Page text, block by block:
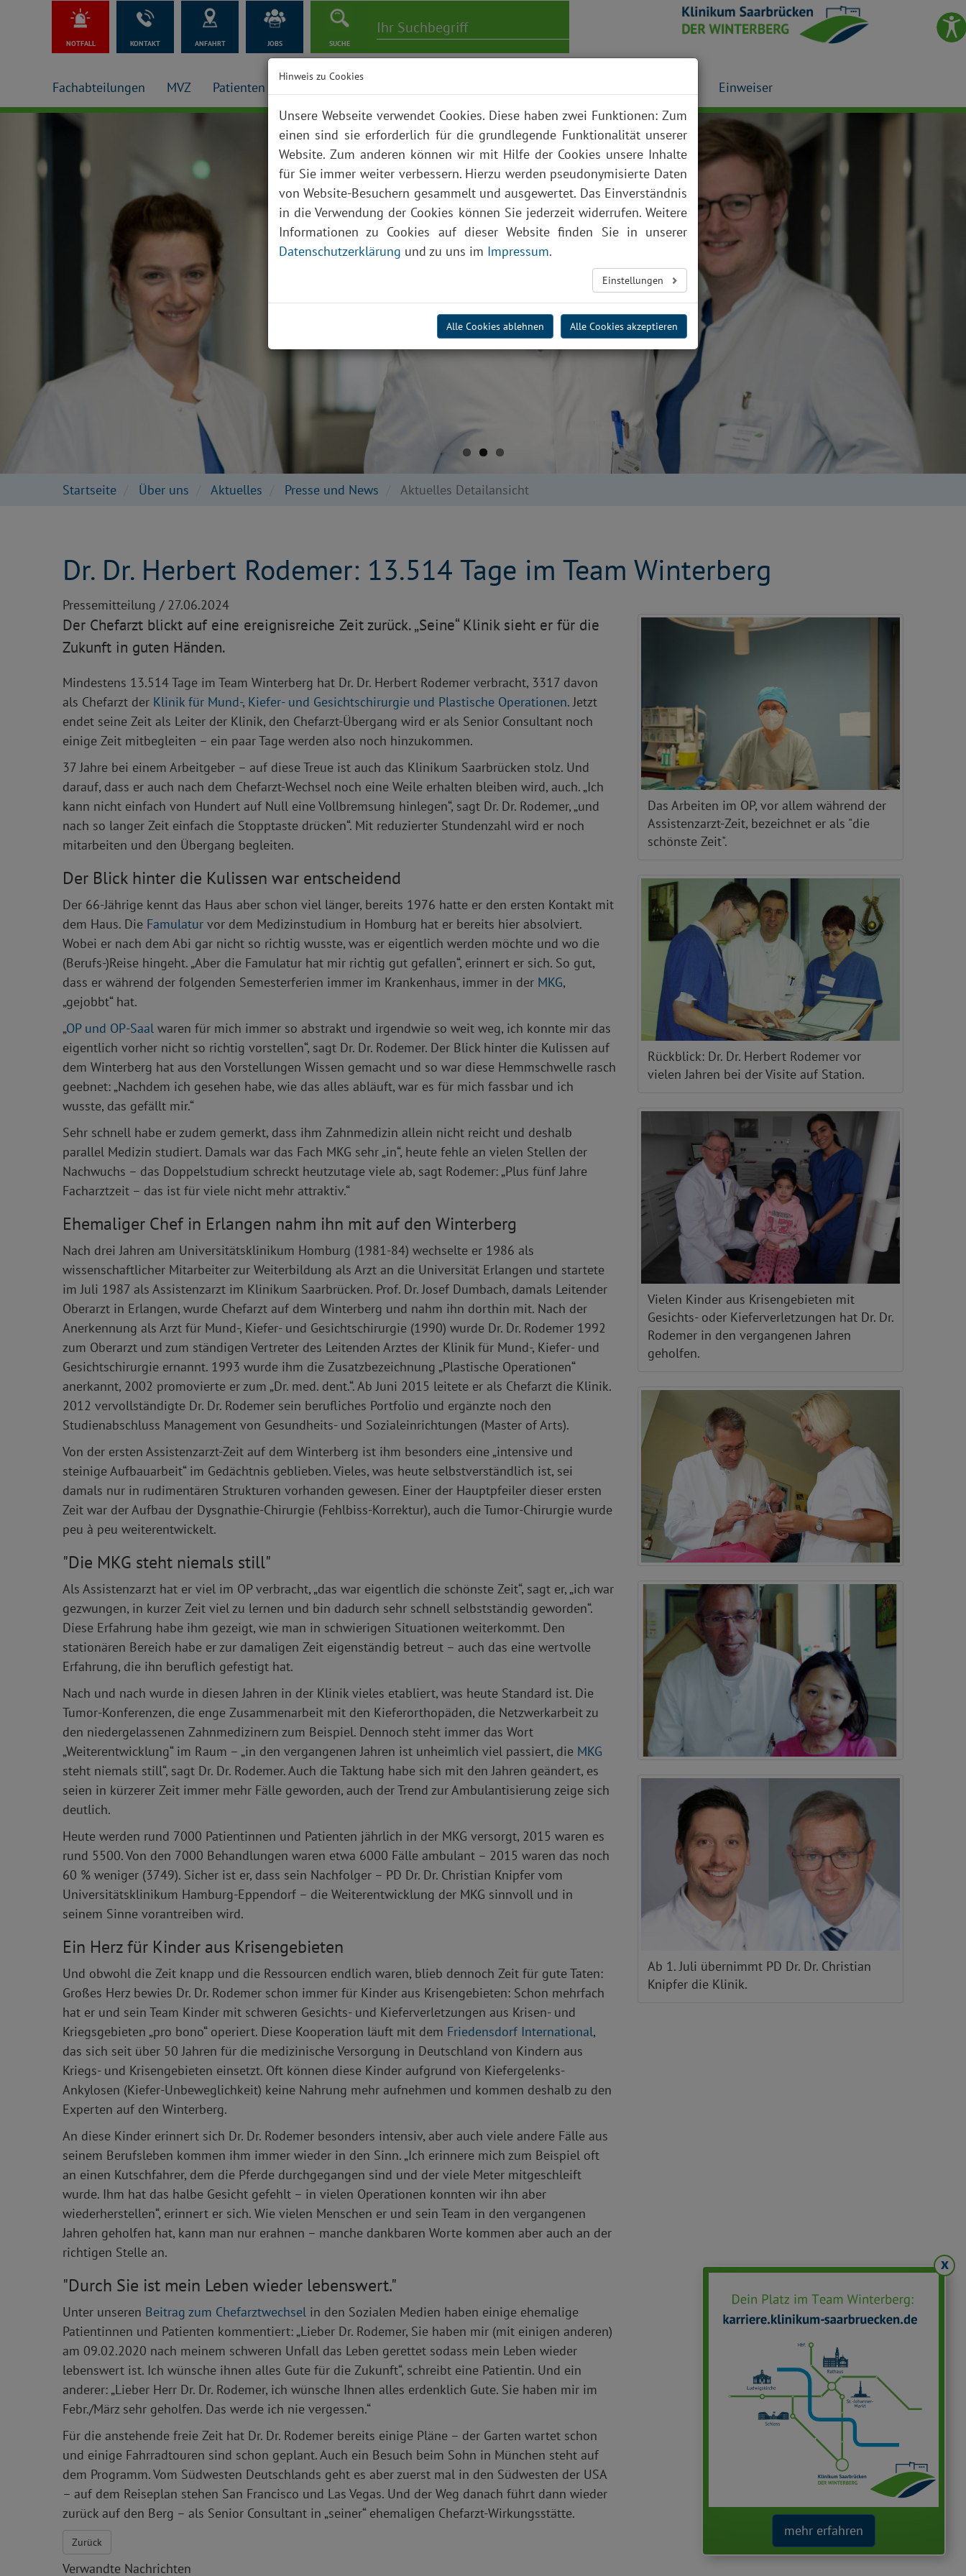
NOTFALL KONTAKT ANFAHRT JOBS SUCHE
Fachabteilungen MVZ Patienten + Besucher Einweiser
Startseite Über uns Aktuelles Presse und News Aktuelles Detailansicht
Dr. Dr. Herbert Rodemer: 13.514 Tage im Team Winterberg
Pressemitteilung / 27.06.2024
Der Chefarzt blickt auf eine ereignisreiche Zeit zurück. „Seine“ Klinik sieht er für die
Zukunft in guten Händen.
Mindestens 13.514 Tage im Team Winterberg hat Dr. Dr. Herbert Rodemer verbracht, 3317 davon
als Chefarzt der Klinik für Mund-, Kiefer- und Gesichtschirurgie und Plastische Operationen. Jetzt
endet seine Zeit als Leiter der Klinik, den Chefarzt-Übergang wird er als Senior Consultant noch
einige Zeit mitbegleiten – ein paar Tage werden also noch hinzukommen.
37 Jahre bei einem Arbeitgeber – auf diese Treue ist auch das Klinikum Saarbrücken stolz. Und
darauf, dass er auch nach dem Chefarzt-Wechsel noch eine Weile erhalten bleiben wird, auch. „Ich
kann nicht einfach von Hundert auf Null eine Vollbremsung hinlegen“, sagt Dr. Dr. Rodemer, „und
nach so langer Zeit einfach die Stopptaste drücken“. Mit reduzierter Stundenzahl wird er noch
mitarbeiten und den Übergang begleiten.
Der Blick hinter die Kulissen war entscheidend
Der 66-Jährige kennt das Haus aber schon viel länger, bereits 1976 hatte er den ersten Kontakt mit
dem Haus. Die Famulatur vor dem Medizinstudium in Homburg hat er bereits hier absolviert.
Wobei er nach dem Abi gar nicht so richtig wusste, was er eigentlich werden möchte und wo die
(Berufs-)Reise hingeht. „Aber die Famulatur hat mir richtig gut gefallen“, erinnert er sich. So gut,
dass er während der folgenden Semesterferien immer im Krankenhaus, immer in der MKG,
„gejobbt“ hat.
„OP und OP-Saal waren für mich immer so abstrakt und irgendwie so weit weg, ich konnte mir das
eigentlich vorher nicht so richtig vorstellen“, sagt Dr. Dr. Rodemer. Der Blick hinter die Kulissen auf
dem Winterberg hat aus den Vorstellungen Wissen gemacht und so war diese Hemmschwelle rasch
geebnet: „Nachdem ich gesehen habe, wie das alles abläuft, war es für mich fassbar und ich
wusste, das gefällt mir.“
Sehr schnell habe er zudem gemerkt, dass ihm Zahnmedizin allein nicht reicht und deshalb
parallel Medizin studiert. Damals war das Fach MKG sehr „in“, heute fehle an vielen Stellen der
Nachwuchs – das Doppelstudium schreckt heutzutage viele ab, sagt Rodemer: „Plus fünf Jahre
Facharztzeit – das ist für viele nicht mehr attraktiv.“
Ehemaliger Chef in Erlangen nahm ihn mit auf den Winterberg
Nach drei Jahren am Universitätsklinikum Homburg (1981-84) wechselte er 1986 als
wissenschaftlicher Mitarbeiter zur Weiterbildung als Arzt an die Universität Erlangen und startete
im Juli 1987 als Assistenzarzt im Klinikum Saarbrücken. Prof. Dr. Josef Dumbach, damals Leitender
Oberarzt in Erlangen, wurde Chefarzt auf dem Winterberg und nahm ihn dorthin mit. Nach der
Anerkennung als Arzt für Mund-, Kiefer- und Gesichtschirurgie (1990) wurde Dr. Dr. Rodemer 1992
zum Oberarzt und zum ständigen Vertreter des Leitenden Arztes der Klinik für Mund-, Kiefer- und
Gesichtschirurgie ernannt. 1993 wurde ihm die Zusatzbezeichnung „Plastische Operationen“
anerkannt, 2002 promovierte er zum „Dr. med. dent.“. Ab Juni 2015 leitete er als Chefarzt die Klinik.
2012 vervollständigte Dr. Dr. Rodemer sein berufliches Portfolio und ergänzte noch den
Studienabschluss Management von Gesundheits- und Sozialeinrichtungen (Master of Arts).
Von der ersten Assistenzarzt-Zeit auf dem Winterberg ist ihm besonders eine „intensive und
steinige Aufbauarbeit“ im Gedächtnis geblieben. Vieles, was heute selbstverständlich ist, sei
damals nur in rudimentären Strukturen vorhanden gewesen. Einer der Hauptpfeiler dieser ersten
Zeit war der Aufbau der Dysgnathie-Chirurgie (Fehlbiss-Korrektur), auch die Tumor-Chirurgie wurde
peu à peu weiterentwickelt.
"Die MKG steht niemals still"
Als Assistenzarzt hat er viel im OP verbracht, „das war eigentlich die schönste Zeit“, sagt er, „ich war
gezwungen, in kurzer Zeit viel zu lernen und bin dadurch sehr schnell selbstständig geworden“.
Diese Erfahrung habe ihm gezeigt, wie man in schwierigen Situationen weiterkommt. Den
stationären Bereich habe er zur damaligen Zeit eigenständig betreut – auch das eine wertvolle
Erfahrung, die ihn beruflich gefestigt hat.
Nach und nach wurde in diesen Jahren in der Klinik vieles etabliert, was heute Standard ist. Die
Tumor-Konferenzen, die enge Zusammenarbeit mit den Kieferorthopäden, die Netzwerkarbeit zu
den niedergelassenen Zahnmedizinern zum Beispiel. Dennoch steht immer das Wort
„Weiterentwicklung“ im Raum – „in den vergangenen Jahren ist unheimlich viel passiert, die MKG
steht niemals still“, sagt Dr. Dr. Rodemer. Auch die Taktung habe sich mit den Jahren geändert, es
seien in kürzerer Zeit immer mehr Fälle geworden, auch der Trend zur Ambulantisierung zeige sich
deutlich.
Heute werden rund 7000 Patientinnen und Patienten jährlich in der MKG versorgt, 2015 waren es
rund 5500. Von den 7000 Behandlungen waren etwa 6000 Fälle ambulant – 2015 waren das noch
60 % weniger (3749). Sicher ist er, dass sein Nachfolger – PD Dr. Dr. Christian Knipfer vom
Universitätsklinikum Hamburg-Eppendorf – die Weiterentwicklung der MKG sinnvoll und in
seinem Sinne vorantreiben wird.
Ein Herz für Kinder aus Krisengebieten
Und obwohl die Zeit knapp und die Ressourcen endlich waren, blieb dennoch Zeit für gute Taten:
Großes Herz bewies Dr. Dr. Rodemer schon immer für Kinder aus Krisengebieten: Schon mehrfach
hat er und sein Team Kinder mit schweren Gesichts- und Kieferverletzungen aus Krisen- und
Kriegsgebieten „pro bono“ operiert. Diese Kooperation läuft mit dem Friedensdorf International,
das sich seit über 50 Jahren für die medizinische Versorgung in Deutschland von Kindern aus
Kriegs- und Krisengebieten einsetzt. Oft können diese Kinder aufgrund von Kiefergelenks-
Ankylosen (Kiefer-Unbeweglichkeit) keine Nahrung mehr aufnehmen und kommen deshalb zu den
Experten auf den Winterberg.
An diese Kinder erinnert sich Dr. Dr. Rodemer besonders intensiv, aber auch viele andere Fälle aus
seinem Berufsleben kommen ihm immer wieder in den Sinn. „Ich erinnere mich zum Beispiel oft
an einen Kutschfahrer, dem die Pferde durchgegangen sind und der viele Meter mitgeschleift
wurde. Ihm hat das halbe Gesicht gefehlt – in vielen Operationen konnten wir ihn aber
wiederherstellen“, erinnert er sich. Wie vielen Menschen er und sein Team in den vergangenen
Jahren geholfen hat, kann man nur erahnen – manche dankbaren Worte kommen aber auch an der
richtigen Stelle an.
"Durch Sie ist mein Leben wieder lebenswert."
Unter unseren Beitrag zum Chefarztwechsel in den Sozialen Medien haben einige ehemalige
Patientinnen und Patienten kommentiert: „Lieber Dr. Rodemer, Sie haben mir (mit einigen anderen)
am 09.02.2020 nach meinem schweren Unfall das Leben gerettet sodass mein Leben wieder
lebenswert ist. Ich wünsche ihnen alles Gute für die Zukunft“, schreibt eine Patientin. Und ein
anderer: „Lieber Herr Dr. Dr. Rodemer, ich wünsche Ihnen alles erdenklich Gute. Sie haben mir im
Febr./März sehr geholfen. Das werde ich nie vergessen.“
Für die anstehende freie Zeit hat Dr. Dr. Rodemer bereits einige Pläne – der Garten wartet schon
und einige Fahrradtouren sind schon geplant. Auch ein Besuch beim Sohn in München steht auf
dem Programm. Vom Südwesten Deutschlands geht es aber zuerst mal in den Südwesten der USA
– auf dem Reiseplan stehen San Francisco und Las Vegas. Und der Weg danach führt dann wieder
zurück auf den Berg – als Senior Consultant in „seiner“ ehemaligen Chefarzt-Wirkungsstätte.
Zurück
Verwandte Nachrichten
Das Arbeiten im OP, vor allem während der
Assistenzarzt-Zeit, bezeichnet er als "die
schönste Zeit".
Rückblick: Dr. Dr. Herbert Rodemer vor
vielen Jahren bei der Visite auf Station.
Vielen Kinder aus Krisengebieten mit
Gesichts- oder Kieferverletzungen hat Dr. Dr.
Rodemer in den vergangenen Jahren
geholfen.
Ab 1. Juli übernimmt PD Dr. Dr. Christian
Knipfer die Klinik.
x
mehr erfahren
Hinweis zu Cookies
Unsere Webseite verwendet Cookies. Diese haben zwei Funktionen: Zum
einen sind sie erforderlich für die grundlegende Funktionalität unserer
Website. Zum anderen können wir mit Hilfe der Cookies unsere Inhalte
für Sie immer weiter verbessern. Hierzu werden pseudonymisierte Daten
von Website-Besuchern gesammelt und ausgewertet. Das Einverständnis
in die Verwendung der Cookies können Sie jederzeit widerrufen. Weitere
Informationen zu Cookies auf dieser Website finden Sie in unserer
Datenschutzerklärung und zu uns im Impressum.
Einstellungen
Alle Cookies ablehnen Alle Cookies akzeptieren